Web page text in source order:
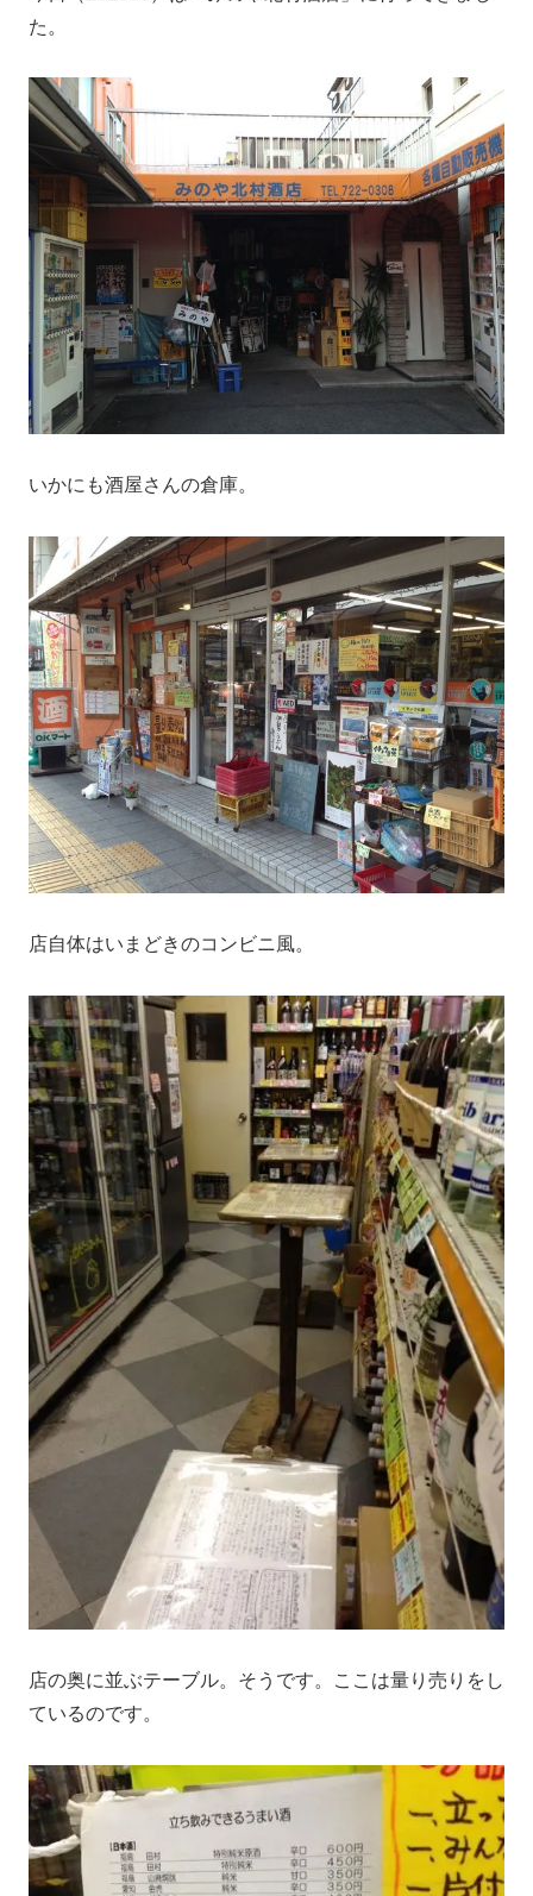
た。
いかにも酒屋さんの倉庫。
店自体はいまどきのコンビニ風。
店の奥に並ぶテーブル。そうです。ここは量り売りをし
ているのです。